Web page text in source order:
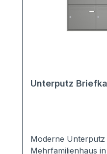
Unterputz
Moderne
Mehrfamilienhaus